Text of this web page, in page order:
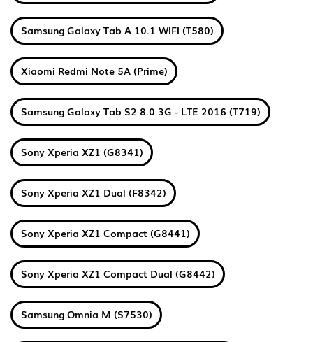
Samsung Galaxy Tab A 10.1 WIFI (T580)
Xiaomi Redmi Note 5A (Prime)
Samsung Galaxy Tab S2 8.0 3G - LTE 2016 (T719)
Sony Xperia XZ1 (G8341)
Sony Xperia XZ1 Dual (F8342)
Sony Xperia XZ1 Compact (G8441)
Sony Xperia XZ1 Compact Dual (G8442)
Samsung Omnia M (S7530)